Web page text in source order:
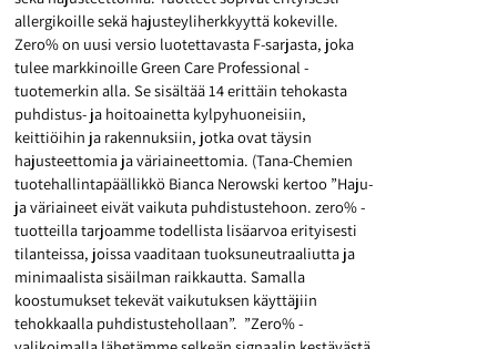
allergikoille sekä hajusteyliherkkyyttä kokeville.
Zero% on uusi versio luotettavasta F-sarjasta, joka
tulee markkinoille Green Care Professional -
tuotemerkin alla. Se sisältää 14 erittäin tehokasta
puhdistus- ja hoitoainetta kylpyhuoneisiin,
keittiöihin ja rakennuksiin, jotka ovat täysin
hajusteettomia ja väriaineettomia. (Tana-Chemien
tuotehallintapäällikkö Bianca Nerowski kertoo ”Haju-
ja väriaineet eivät vaikuta puhdistustehoon.zero% -
tuotteilla tarjoammetodellista lisäarvoa erityisesti
tilanteissa, joissa vaaditaan tuoksuneutraaliutta ja
minimaalista sisäilman raikkautta.Samalla
koostumukset tekevät vaikutuksen käyttäjiin
tehokkaalla puhdistustehollaan”. ”Zero% -